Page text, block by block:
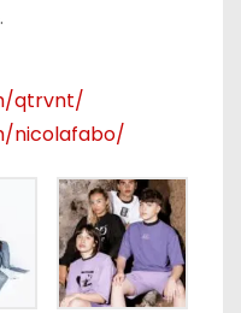
qtrvnt/
nicolafabo/